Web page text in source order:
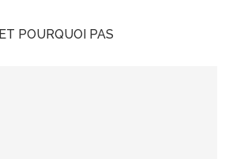
ET POURQUOI PAS